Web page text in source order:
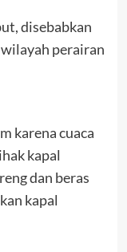
disebabkan
perairan
karena cuaca
kapal
dan beras
kapal